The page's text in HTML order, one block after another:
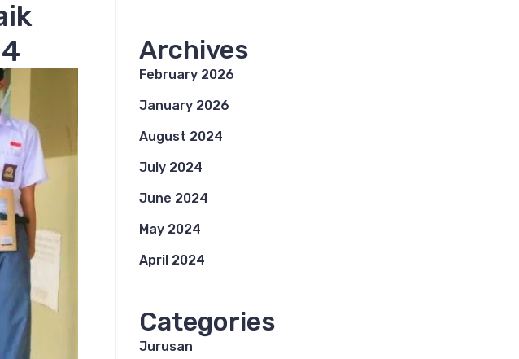
Archives
February 2026
January 2026
August 2024
July 2024
June 2024
May 2024
April 2024
Categories
Jurusan